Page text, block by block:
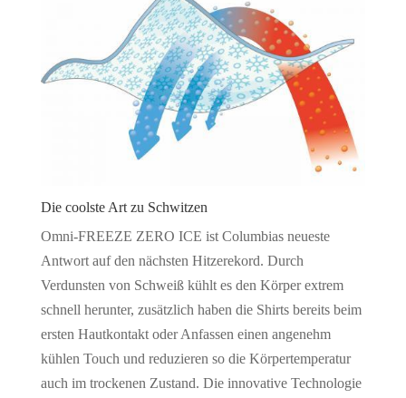
Die coolste Art zu Schwitzen
Omni-FREEZE ZERO ICE ist Columbias neueste
Antwort auf den nächsten Hitzerekord. Durch
Verdunsten von Schweiß kühlt es den Körper extrem
schnell herunter, zusätzlich haben die Shirts bereits beim
ersten Hautkontakt oder Anfassen einen angenehm
kühlen Touch und reduzieren so die Körpertemperatur
auch im trockenen Zustand. Die innovative Technologie